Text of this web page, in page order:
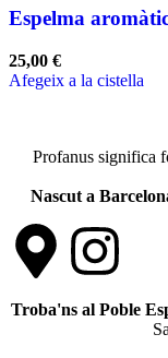
Espelma
25,00 €
Afegeix a la cistella
Profanus significa
Nascut a
Troba'ns al Poble